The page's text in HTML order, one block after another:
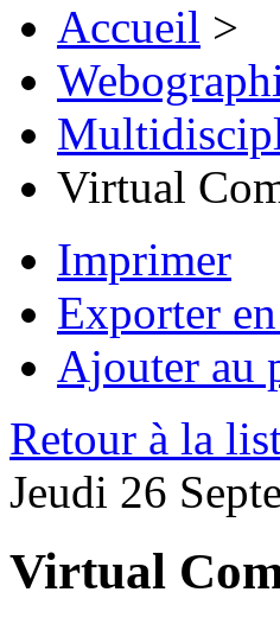
Accueil >
Virtual
Imprimer
Exporter
Ajouter au
Retour à la
Jeudi 26
Virtual